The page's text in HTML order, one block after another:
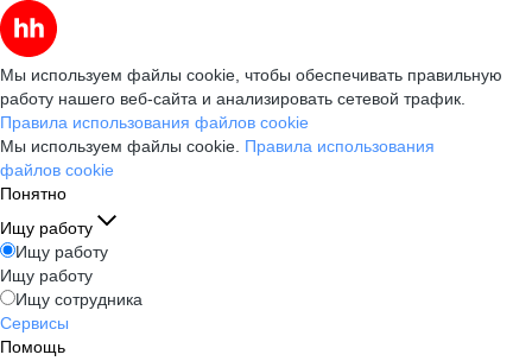
Мы используем файлы cookie, чтобы обеспечивать правильную
работу нашего веб-сайта и анализировать сетевой трафик.
Правила использования файлов cookie
Мы используем файлы cookie. Правила использования
файлов cookie
Понятно
Ищу работу
Ищу работу
Ищу работу
Ищу сотрудника
Сервисы
Помощь